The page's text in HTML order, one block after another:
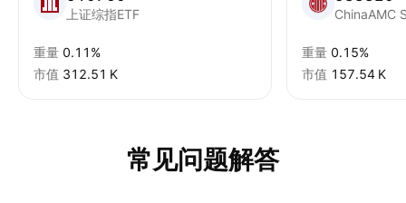
上证综指ETF
重量 0.11%
市值 ‪312.51 K‬
重量 0.15%
市值 ‪157.54 K‬
常见问题解答